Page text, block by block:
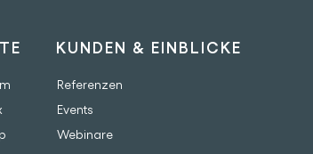
KUNDEN & EINBLICKE
Referenzen
Events
Webinare